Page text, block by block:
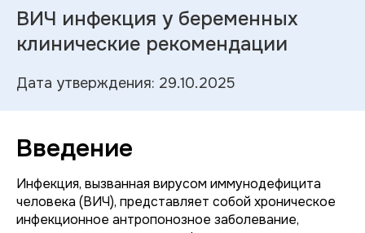
ВИЧ инфекция у беременных
клинические рекомендации
Дата утверждения: 29.10.2025
Введение
Инфекция, вызванная вирусом иммунодефицита
человека (ВИЧ), представляет собой хроническое
инфекционное антропонозное заболевание,